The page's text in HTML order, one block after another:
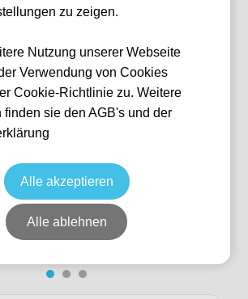
Centrali
15:00
Keine Tickets verfügbar
Stadio Comunale G. Sinigaglia
zu zeigen.
Nutzung unserer Webseite
Verwendung von Cookies
Cookie-Richtlinie zu. Weitere
finden sie den AGB's und der
Alle akzeptieren
Alle ablehnen